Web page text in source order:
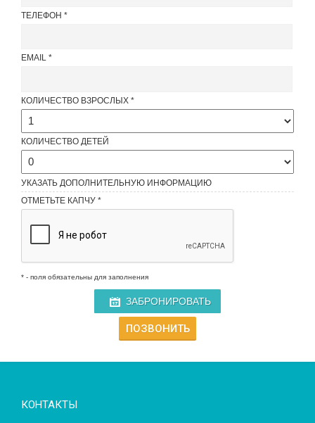
ТЕЛЕФОН
EMAIL
КОЛИЧЕСТВО ВЗРОСЛЫХ
КОЛИЧЕСТВО ДЕТЕЙ
УКАЗАТЬ ДОПОЛНИТЕЛЬНУЮ ИНФОРМАЦИЮ
ОТМЕТЬТЕ КАПЧУ *
* - поля обязательны для заполнения
ЗАБРОНИРОВАТЬ
ПОЗВОНИТЬ
КОНТАКТЫ